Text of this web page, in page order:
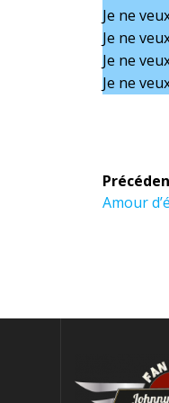
Je ne
Je ne
Je ne
Je ne
deArticle
Amour